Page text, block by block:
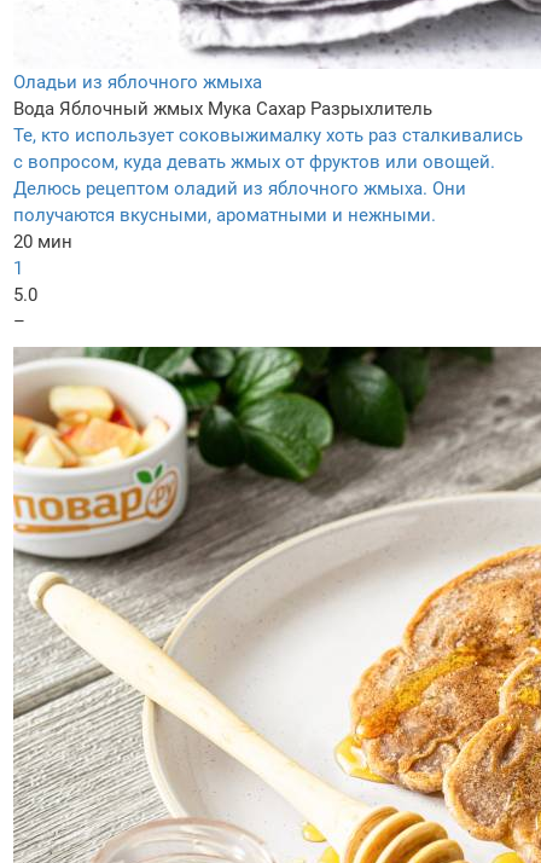
Оладьи из яблочного жмыха
Вода Яблочный жмых Мука Сахар Разрыхлитель
Те, кто использует соковыжималку хоть раз сталкивались
с вопросом, куда девать жмых от фруктов или овощей.
Делюсь рецептом оладий из яблочного жмыха. Они
получаются вкусными, ароматными и нежными.
20 мин
1
5.0
–